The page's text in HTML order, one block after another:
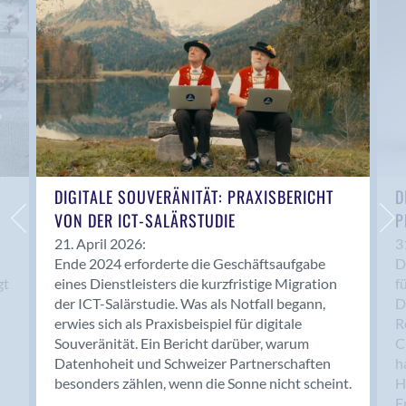
Anwil
Appenzell
Au SG
Baar
Baden
Balsthal
Balzers
Basel
Bassersdorf
Belp
Bendern
Benken (SG)
Bergdietikon
Berlin
Bern
Bern - Liebefeld
DIGITALE SOUVERÄNITÄT: PRAXISBERICHT
VON DER ICT-SALÄRSTUDIE
21. April 2026:
Ende 2024 erforderte die Geschäftsaufgabe
eines Dienstleisters die kurzfristige Migration
der ICT-Salärstudie. Was als Notfall begann,
erwies sich als Praxisbeispiel für digitale
Souveränität. Ein Bericht darüber, warum
Datenhoheit und Schweizer Partnerschaften
besonders zählen, wenn die Sonne nicht scheint.